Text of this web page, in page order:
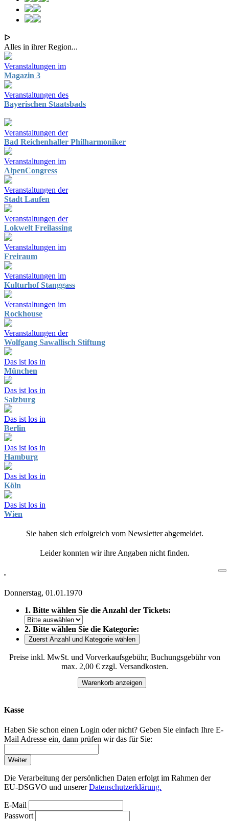
ᐅ
Alles in ihrer Region...
Veranstaltungen im
Magazin 3
Veranstaltungen des
Bayerischen Staatsbads
Veranstaltungen der
Bad Reichenhaller Philharmoniker
Veranstaltungen im
AlpenCongress
Veranstaltungen der
Stadt Laufen
Veranstaltungen der
Lokwelt Freilassing
Veranstaltungen im
Freiraum
Veranstaltungen im
Kulturhof Stanggass
Veranstaltungen im
Rockhouse
Veranstaltungen der
Wolfgang Sawallisch Stiftung
Das ist los in
München
Das ist los in
Salzburg
Das ist los in
Berlin
Das ist los in
Hamburg
Das ist los in
Köln
Das ist los in
Wien
Sie haben sich erfolgreich vom Newsletter abgemeldet.
Leider konnten wir ihre Angaben nicht finden.
,
Donnerstag, 01.01.1970
1. Bitte wählen Sie die Anzahl der Tickets:
2. Bitte wählen Sie die Kategorie:
Zuerst Anzahl und Kategorie wählen
Preise inkl. MwSt. und Vorverkaufsgebühr, Buchungsgebühr von
max. 2,00 € zzgl. Versandkosten.
Warenkorb anzeigen
Kasse
Haben Sie schon einen Login oder nicht? Geben Sie einfach Ihre E-
Mail Adresse ein, dann prüfen wir das für Sie:
Weiter
Die Verarbeitung der persönlichen Daten erfolgt im Rahmen der
EU-DSGVO und unsererDatenschutzerklärung.
E-Mail
Passwort